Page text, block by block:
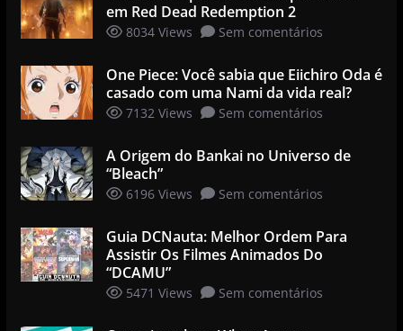
em Red Dead Redemption 2
8034 Views Sem comentários
One Piece: Você sabia que Eiichiro Oda é
casado com uma Nami da vida real?
7132 Views Sem comentários
A Origem do Bankai no Universo de
“Bleach”
6196 Views Sem comentários
Guia DCNauta: Melhor Ordem Para
Assistir Os Filmes Animados Do
“DCAMU”
5471 Views Sem comentários